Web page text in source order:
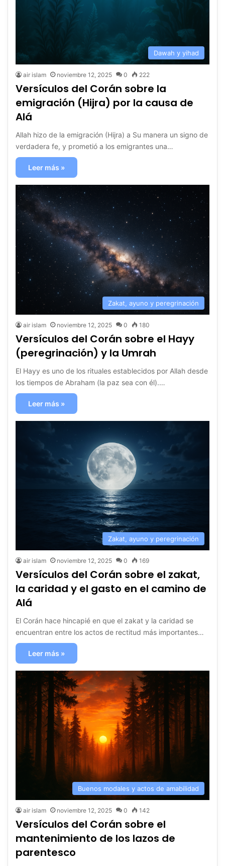
Dawah y yihad
air islam noviembre 12, 2025 0 222
Versículos del Corán sobre la
emigración (Hijra) por la causa de
Alá
Allah hizo de la emigración (Hijra) a Su manera un signo de
verdadera fe, y prometió a los emigrantes una…
Leer más »
Zakat, ayuno y peregrinación
air islam noviembre 12, 2025 0 180
Versículos del Corán sobre el Hayy
(peregrinación) y la Umrah
El Hayy es uno de los rituales establecidos por Allah desde
los tiempos de Abraham (la paz sea con él).…
Leer más »
Zakat, ayuno y peregrinación
air islam noviembre 12, 2025 0 169
Versículos del Corán sobre el zakat,
la caridad y el gasto en el camino de
Alá
El Corán hace hincapié en que el zakat y la caridad se
encuentran entre los actos de rectitud más importantes…
Leer más »
Buenos modales y actos de amabilidad
air islam noviembre 12, 2025 0 142
Versículos del Corán sobre el
mantenimiento de los lazos de
parentesco